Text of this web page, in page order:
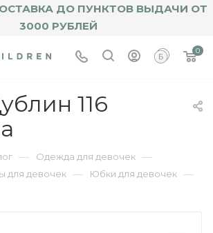
ДО ПУНКТОВ ВЫДАЧИ ОТ
3000 РУБЛЕЙ
0
116
— Одежда для девочек —
для девочек — Юбки для девочек —